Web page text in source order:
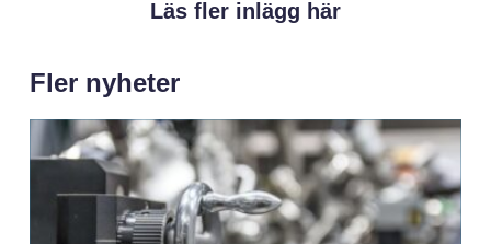
Läs fler inlägg här
Fler nyheter